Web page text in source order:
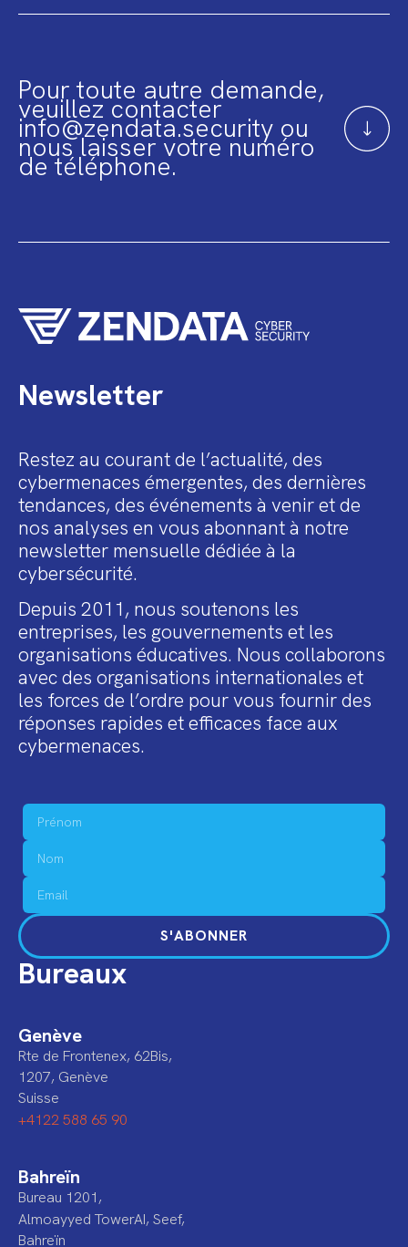
Pour toute autre demande,
veuillez contacter
info@zendata.security ou
nous laisser votre numéro
de téléphone.
Newsletter
Restez au courant de l’actualité, des
cybermenaces émergentes, des dernières
tendances, des événements à venir et de
nos analyses en vous abonnant à notre
newsletter mensuelle dédiée à la
cybersécurité.
Depuis 2011, nous soutenons les
entreprises, les gouvernements et les
organisations éducatives. Nous collaborons
avec des organisations internationales et
les forces de l’ordre pour vous fournir des
réponses rapides et efficaces face aux
cybermenaces.
S'ABONNER
Bureaux
Genève
Rte de Frontenex, 62Bis,
1207, Genève
Suisse
+4122 588 65 90
Bahreïn
Bureau 1201,
Almoayyed TowerAI, Seef,
Bahreïn